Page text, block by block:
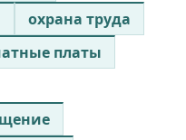
охрана труда
платы